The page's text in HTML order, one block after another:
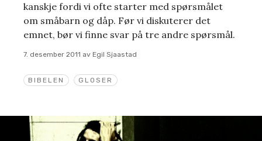
BIBELEN GLOSER
kanskje fordi vi ofte starter med spørsmålet
om småbarn og dåp. Før vi diskuterer det
emnet, bør vi finne svar på tre andre spørsmål.
7. desember 2011 av Egil Sjaastad